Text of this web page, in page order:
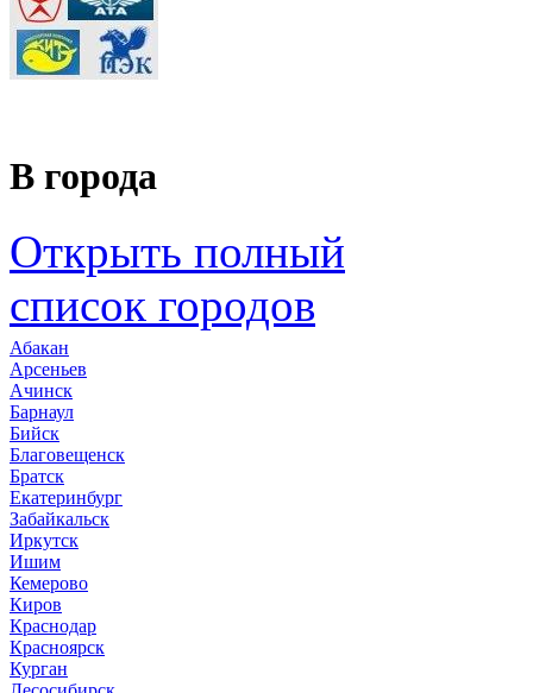
В города
Открыть полный
список городов
Абакан
Арсеньев
Ачинск
Барнаул
Бийск
Благовещенск
Братск
Екатеринбург
Забайкальск
Иркутск
Ишим
Кемерово
Киров
Краснодар
Красноярск
Курган